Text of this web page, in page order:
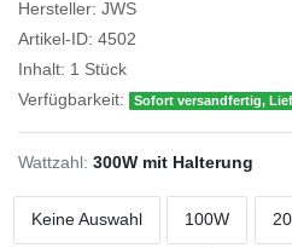
Hersteller: JWS
Artikel-ID: 4502
Inhalt: 1 Stück
Verfügbarkeit:
Sofort versandfertig,
Wattzahl: 300W mit Halterung
Keine Auswahl 100W